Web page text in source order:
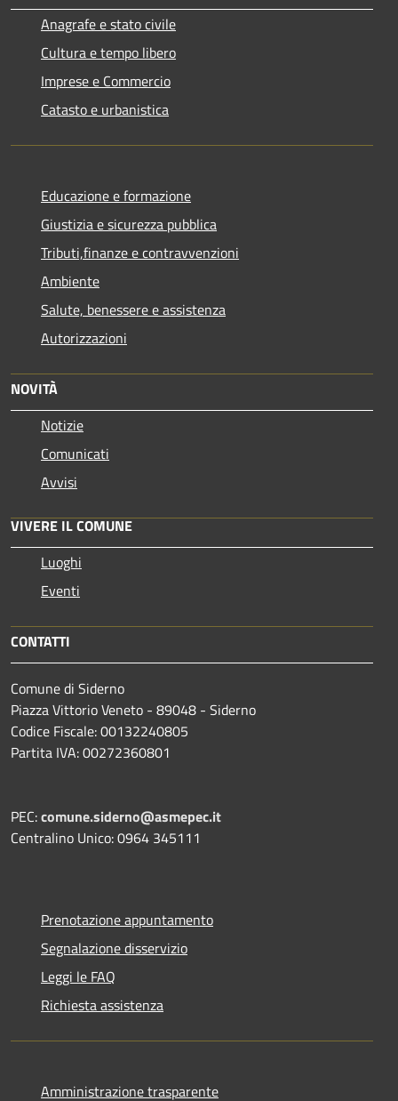
Anagrafe e stato civile
Cultura e tempo libero
Imprese e Commercio
Catasto e urbanistica
Educazione e formazione
Giustizia e sicurezza pubblica
Tributi,finanze e contravvenzioni
Ambiente
Salute, benessere e assistenza
Autorizzazioni
NOVITÀ
Notizie
Comunicati
Avvisi
VIVERE IL COMUNE
Luoghi
Eventi
CONTATTI
Comune di Siderno
Piazza Vittorio Veneto - 89048 - Siderno
Codice Fiscale: 00132240805
Partita IVA: 00272360801
PEC:comune.siderno@asmepec.it
Centralino Unico: 0964 345111
Prenotazione appuntamento
Segnalazione disservizio
Leggi le FAQ
Richiesta assistenza
Amministrazione trasparente